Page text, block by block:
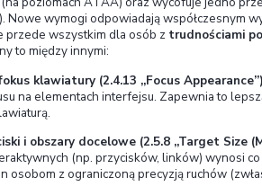
Wytyczne WCAG stopniowo
ma tuEuropejski Akt o
czerwca 2025 r.. Wprowadza on
stron i aplikacji internetowych,
płatniczych, e-booków). Akt ten
zatrudniające min. 10 pracowników
Obowiązki e‑commerce:Sklepy
e‑commerce muszą do